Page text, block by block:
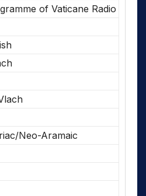
of Vaticane Radio
Neo-Aramaic